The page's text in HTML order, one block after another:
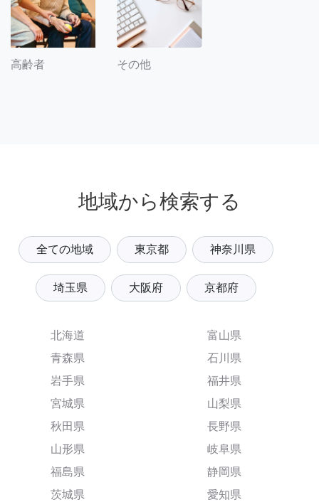
高齢者 その他
地域から検索する
全ての地域 東京都 神奈川県
埼玉県 大阪府 京都府
北海道
青森県
岩手県
宮城県
秋田県
山形県
福島県
茨城県
富山県
石川県
福井県
山梨県
長野県
岐阜県
静岡県
愛知県